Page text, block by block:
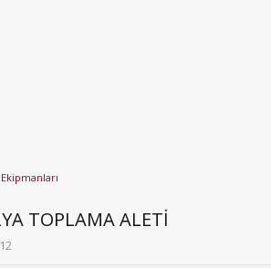
TOPLAMA ALETİ